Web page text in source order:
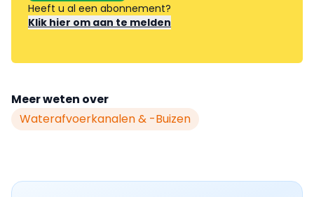
Heeft u al een abonnement?
Klik hier om aan te melden
Meer weten over
Waterafvoerkanalen & -buizen